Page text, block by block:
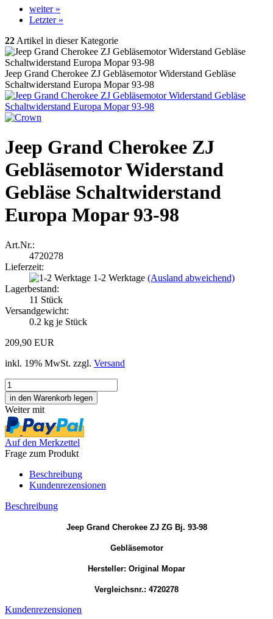
weiter »
Letzter »
22 Artikel in dieser Kategorie
Jeep Grand Cherokee ZJ Gebläsemotor Widerstand Gebläse
Schaltwiderstand Europa Mopar 93-98
Jeep Grand Cherokee ZJ
Gebläsemotor Widerstand
Gebläse Schaltwiderstand
Europa Mopar 93-98
Art.Nr.:
4720278
Lieferzeit:
1-2 Werktage (Ausland abweichend)
Lagerbestand:
11 Stück
Versandgewicht:
0.2 kg je Stück
209,90 EUR
inkl. 19% MwSt. zzgl. Versand
Weiter mit
Auf den Merkzettel
Frage zum Produkt
Beschreibung
Kundenrezensionen
Beschreibung
Jeep Grand Cherokee ZJ ZG Bj. 93-98
Gebläsemotor
Hersteller: Original Mopar
Vergleichsnr.: 4720278
Kundenrezensionen